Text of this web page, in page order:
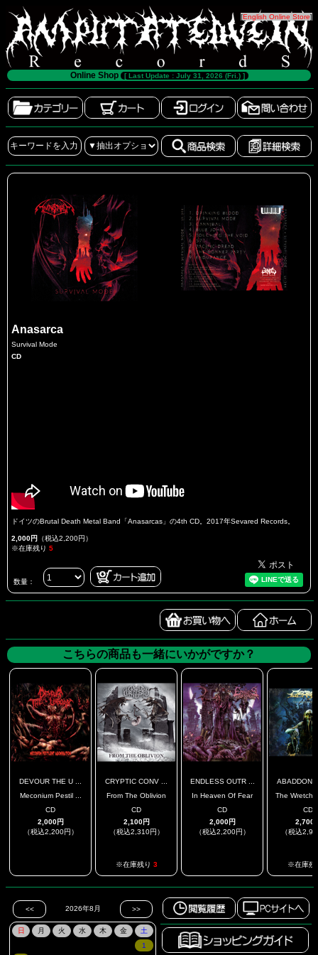
[English Online Store]
Online Shop [ Last Update : July 31, 2026 (Fri.) ]
Anasarca
Survival Mode
CD
ドイツのBrutal Death Metal Band「Anasarcas」の4th CD。2017年Sevared Records。
2,000円 （税込2,200円）
※在庫残り 5
数量：
こちらの商品も一緒にいかがですか？
DEVOUR THE U ...
Meconium Pestil ...
CD
2,000円
（税込2,200円）
CRYPTIC CONV ...
From The Oblivion
CD
2,100円
（税込2,310円）
※在庫残り 3
ENDLESS OUTR ...
In Heaven Of Fear
CD
2,000円
（税込2,200円）
ABADDON
The
CD
2,700
（税込
※在庫残